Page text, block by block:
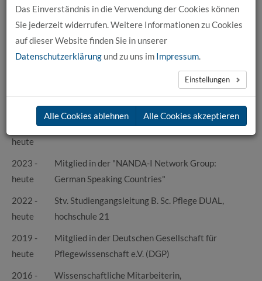
Startseite Profil-Detailansicht
Profilansicht
Curriculum Vitae
2025 -
heute
Skills- und Simulationstrainerin
2023 -
heute
Mitglied in der "NANDA-I Network Group:
German Speaking Countries"
2022 -
heute
Stv. Studiengangsleitung B. Sc. Pflege DUAL,
hochschule 21
2019 -
heute
Mitglied in der Deutschen Gesellschaft für
Pflegewissenschaft e.V. (DGP)
2016 -
Wissenschaftliche Mitarbeiterin,
Das Einverständnis in die Verwendung der Cookies können
Sie jederzeit widerrufen. Weitere Informationen zu Cookies
auf dieser Website finden Sie in unserer
Datenschutzerklärung und zu uns im Impressum.
Einstellungen
Alle Cookies ablehnen Alle Cookies akzeptieren